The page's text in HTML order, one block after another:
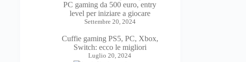
PC gaming da 500 euro, entry
level per iniziare a giocare
Settembre 20, 2024
Cuffie gaming PS5, PC, Xbox,
Switch: ecco le migliori
Luglio 20, 2024